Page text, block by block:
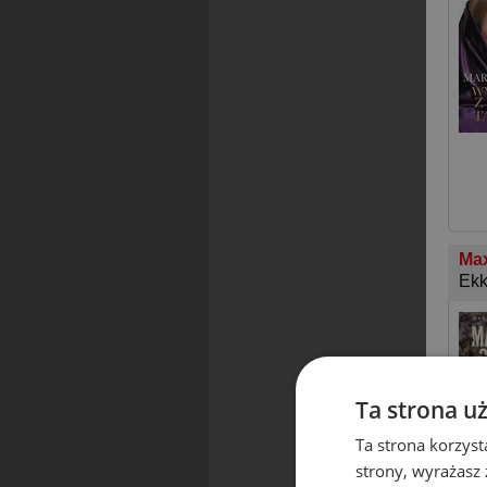
Ta strona
Ta strona
strony, wyrażasz